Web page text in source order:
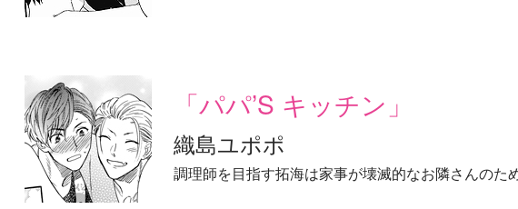
「パパ’S キッチン」
織島ユポポ
調理師を目指す拓海は家事が壊滅的なお隣さんのた